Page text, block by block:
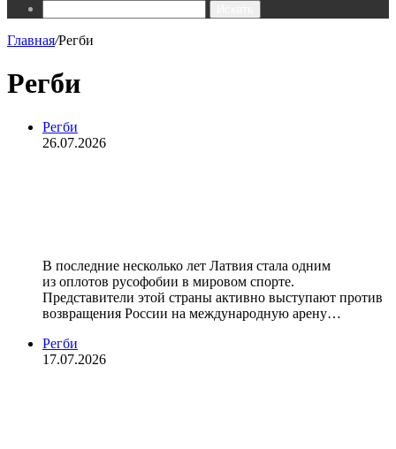
Главная/Регби
Регби
Регби
26.07.2026
В последние несколько лет Латвия стала одним
из оплотов русофобии в мировом спорте.
Представители этой страны активно выступают против
возвращения России на международную арену…
Регби
17.07.2026